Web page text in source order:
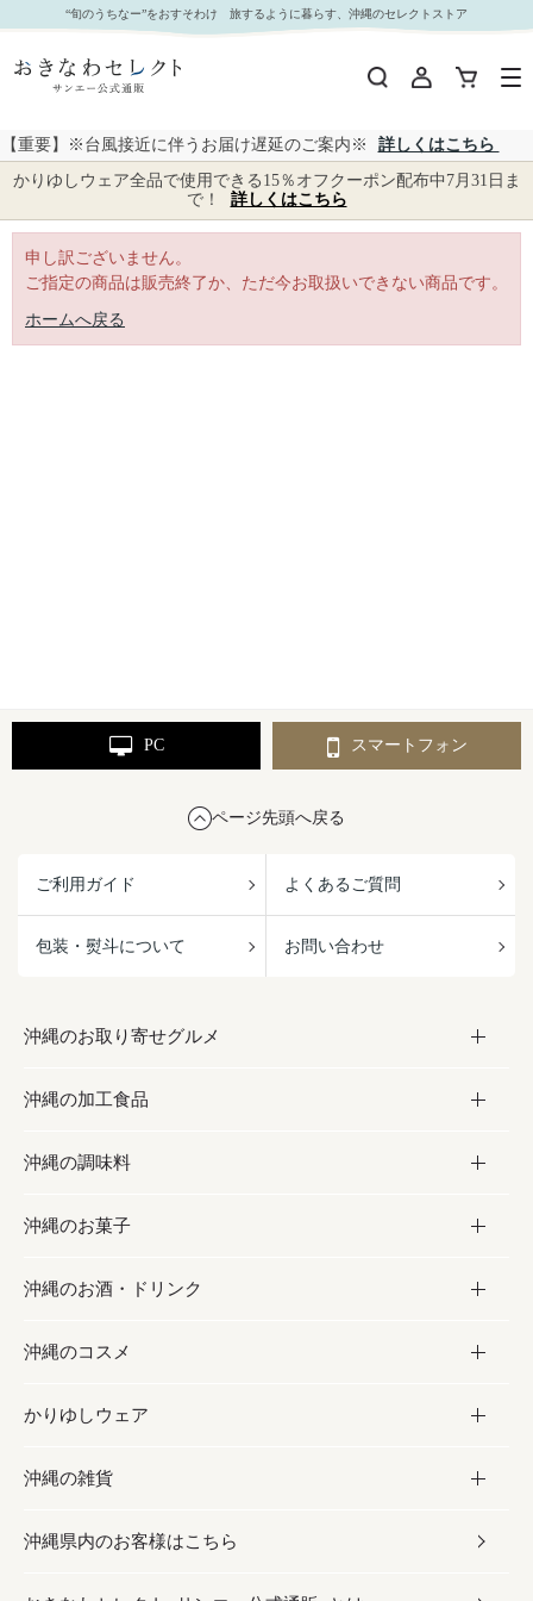
｜おきなわセレクト サンエー公式通販
“旬のうちなー”をおすそわけ 旅するように暮らす、沖縄のセレクトストア
【重要】※台風接近に伴うお届け遅延のご案内※
詳しくはこちら
かりゆしウェア全品で使用できる15％オフクーポン配布中7月31日ま
で！
詳しくはこちら
申し訳ございません。
ご指定の商品は販売終了か、ただ今お取扱いできない商品です。
ホームへ戻る
PC スマートフォン
ページ先頭へ戻る
ご利用ガイド よくあるご質問
包装・熨斗について お問い合わせ
沖縄のお取り寄せグルメ
お取り寄せグルメ
フルーツ・野菜
お肉
海産物
沖縄の加工食品
加工食品
缶詰／パウチ
沖縄料理
沖縄そば／乾麺
レトルト食品
乾物／粉類
沖縄の調味料
調味料
砂糖／黒砂糖
塩
お酢／ドレッシング
しょうゆ
みそ
沖縄のお菓子
お菓子
黒糖
ちんすこう
伝統菓子
スナック
沖縄のお酒・ドリンク
お酒・ドリンク
泡盛
ビール・チューハイ
ワイン・ウィスキー・カクテル
沖縄のコスメ
コスメ
スキンケア
ボディケア
かりゆしウェア
かりゆしウェア
メンズ
沖縄の雑貨
雑貨
沖縄県内のお客様はこちら